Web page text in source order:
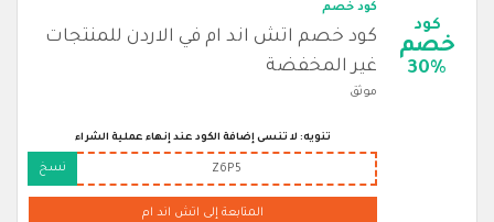
كود
خصم
30%
كود خصم
كود خصم اتش اند ام في الاردن للمنتجات
غير المخفضة
موثق
تنويه: لا تنسى إضافة الكود عند إنهاء عملية الشراء
Z6P5 نسخ
المتابعة إلى اتش اند ام